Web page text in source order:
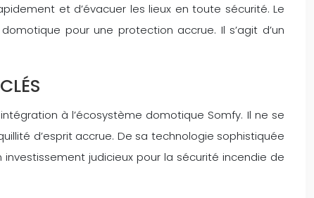
et d’évacuer les lieux en toute sécurité. Le
pour une protection accrue. Il s’agit d’un
à l’écosystème domotique Somfy. Il ne se
d’esprit accrue. De sa technologie sophistiquée
judicieux pour la sécurité incendie de